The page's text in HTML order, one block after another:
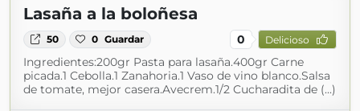
Lasaña a la boloñesa
50 0 Guardar 0 Delicioso
Ingredientes:200gr Pasta para lasaña.400gr Carne
picada.1 Cebolla.1 Zanahoria.1 Vaso de vino blanco.Salsa
de tomate, mejor casera.Avecrem.1/2 Cucharadita de (...)